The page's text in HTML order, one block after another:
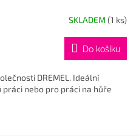
SKLADEM(1 ks)
Do košíku
DREMEL. Ideální
nebo pro práci na hůře